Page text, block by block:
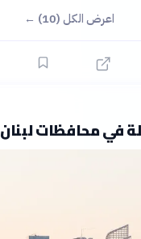
اعرض الكل (10) ←
في محافظات لبنان